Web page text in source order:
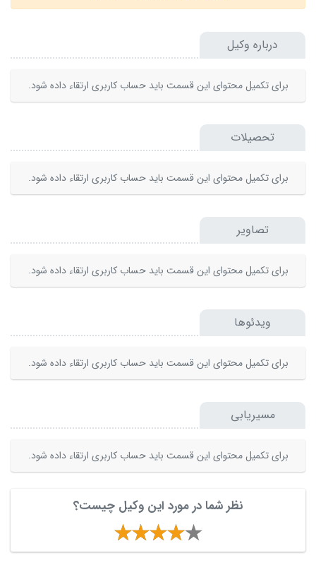
درباره وکیل
برای تکمیل محتوای این قسمت باید حساب کاربری ارتقاء داده شود.
تحصیلات
برای تکمیل محتوای این قسمت باید حساب کاربری ارتقاء داده شود.
تصاویر
برای تکمیل محتوای این قسمت باید حساب کاربری ارتقاء داده شود.
ویدئوها
برای تکمیل محتوای این قسمت باید حساب کاربری ارتقاء داده شود.
مسیریابی
برای تکمیل محتوای این قسمت باید حساب کاربری ارتقاء داده شود.
نظر شما در مورد این وکیل چیست؟